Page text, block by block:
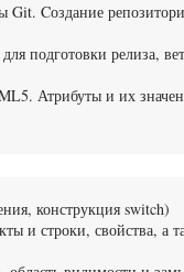
Git. Cоздание
подготовки релиза,
Атрибуты и их
конструкция switch)
и строки, свойства, а